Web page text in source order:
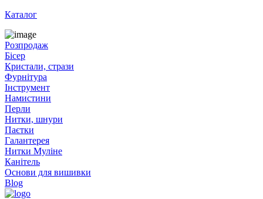
Каталог
Розпродаж
Бісер
Кристали, стрази
Фурнітура
Інструмент
Намистини
Перли
Нитки, шнури
Паєтки
Галантерея
Нитки Муліне
Канітель
Основи для вишивки
Blog